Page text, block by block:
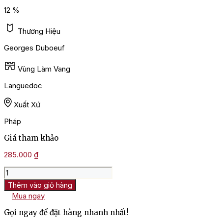
12 %
Thương Hiệu
Georges Duboeuf
Vùng Làm Vang
Languedoc
Xuất Xứ
Pháp
Giá tham khảo
285.000 ₫
Rượu
Vang
Pháp
Georges
Duboeuf
Cuvée
Thêm vào giỏ hàng
Mua ngay
Gọi ngay để đặt hàng nhanh nhất!